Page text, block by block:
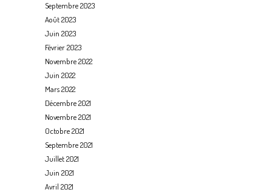
Septembre 2023
Août 2023
Juin 2023
Février 2023
Novembre 2022
Juin 2022
Mars 2022
Décembre 2021
Novembre 2021
Octobre 2021
Septembre 2021
Juillet 2021
Juin 2021
Avril 2021